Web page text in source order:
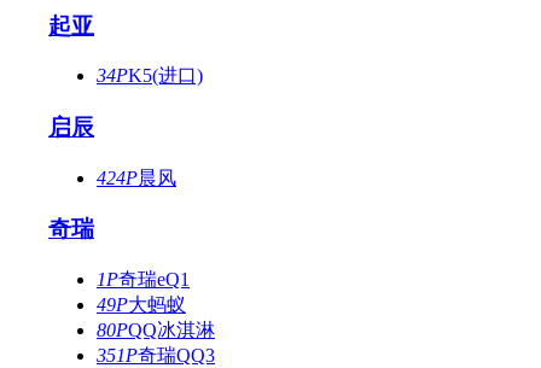
起亚
34PK5(进口)
启辰
424P晨风
奇瑞
1P奇瑞eQ1
49P大蚂蚁
80PQQ冰淇淋
351P奇瑞QQ3